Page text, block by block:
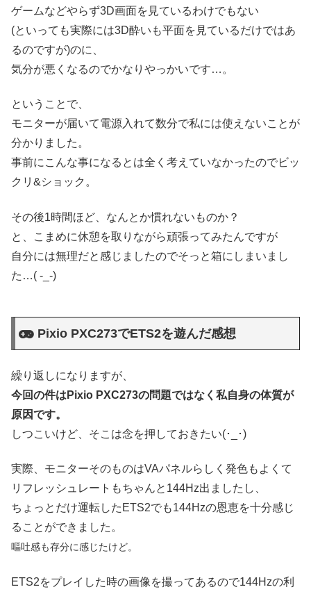
ゲームなどやらず3D画面を見ているわけでもない
(といっても実際には3D酔いも平面を見ているだけではあ
るのですが)のに、
気分が悪くなるのでかなりやっかいです…。
ということで、
モニターが届いて電源入れて数分で私には使えないことが
分かりました。
事前にこんな事になるとは全く考えていなかったのでビッ
クリ&ショック。
その後1時間ほど、なんとか慣れないものか？
と、こまめに休憩を取りながら頑張ってみたんですが
自分には無理だと感じましたのでそっと箱にしまいまし
た…( -_-)
Pixio PXC273でETS2を遊んだ感想
繰り返しになりますが、
今回の件はPixio PXC273の問題ではなく私自身の体質が
原因です。
しつこいけど、そこは念を押しておきたい(･_･)
実際、モニターそのものはVAパネルらしく発色もよくて
リフレッシュレートもちゃんと144Hz出ましたし、
ちょっとだけ運転したETS2でも144Hzの恩恵を十分感じ
ることができました。
嘔吐感も存分に感じたけど。
ETS2をプレイした時の画像を撮ってあるので144Hzの利